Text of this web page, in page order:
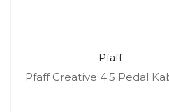
Pfaff
Pfaff Creative 4.5 Pedal